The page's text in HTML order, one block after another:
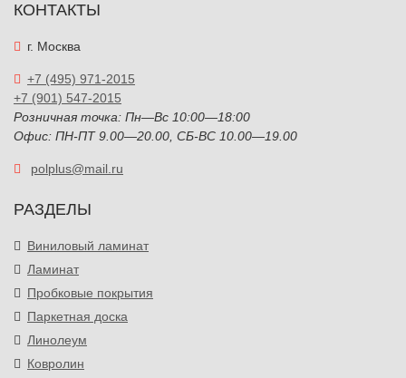
КОНТАКТЫ
г. Москва
+7 (495) 971-2015
+7 (901) 547-2015
Розничная точка: Пн—Вс 10:00—18:00
Офис: ПН-ПТ 9.00—20.00, СБ-ВС 10.00—19.00
polplus@mail.ru
РАЗДЕЛЫ
Виниловый ламинат
Ламинат
Пробковые покрытия
Паркетная доска
Линолеум
Ковролин